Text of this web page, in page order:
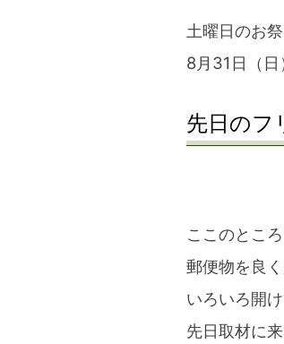
土曜日のお
8月31日（日
先日のフ
ここのとこ
郵便物を良く
いろいろ開け
先日取材に来